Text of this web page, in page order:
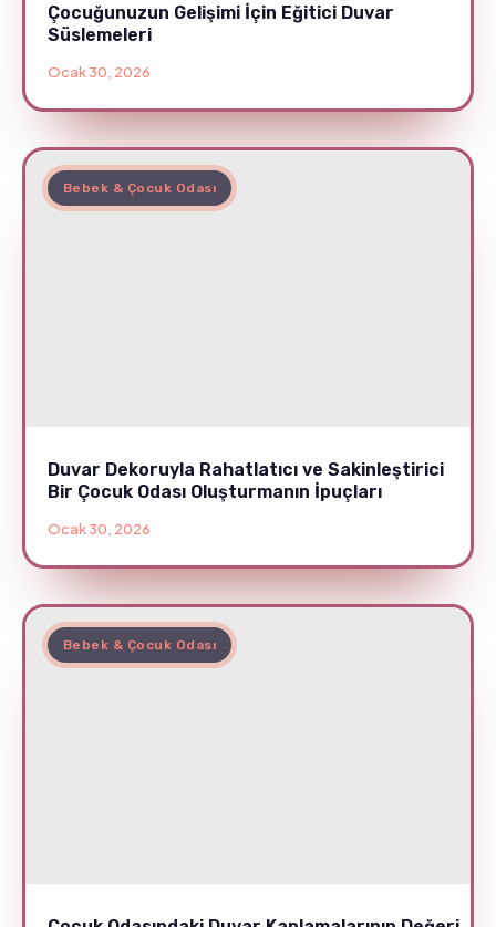
Çocuğunuzun Gelişimi İçin Eğitici Duvar
Süslemeleri
Ocak 30, 2026
Bebek & Çocuk Odası
Duvar Dekoruyla Rahatlatıcı ve Sakinleştirici
Bir Çocuk Odası Oluşturmanın İpuçları
Ocak 30, 2026
Bebek & Çocuk Odası